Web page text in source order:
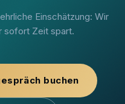
Einschätzung: Wir
sofort Zeit spart.
buchen